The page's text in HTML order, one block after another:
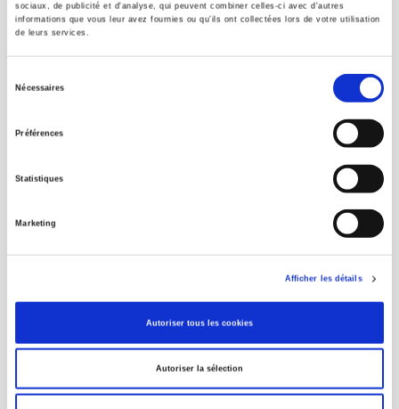
sociaux, de publicité et d'analyse, qui peuvent combiner celles-ci avec d'autres
informations que vous leur avez fournies ou qu'ils ont collectées lors de votre utilisation
de leurs services.
Nécessaires
Préférences
Statistiques
Marketing
Afficher les détails
Autoriser tous les cookies
Autoriser la sélection
SCIENCES PO UNIVERSITY PRESS has a threefold role: to publish
original research, to edit reference works for student use, and to
help public and political debate.
FOREIGN RIGHTS
FOR BOOKSHOPS
MY ACCOUNT
Future Releases